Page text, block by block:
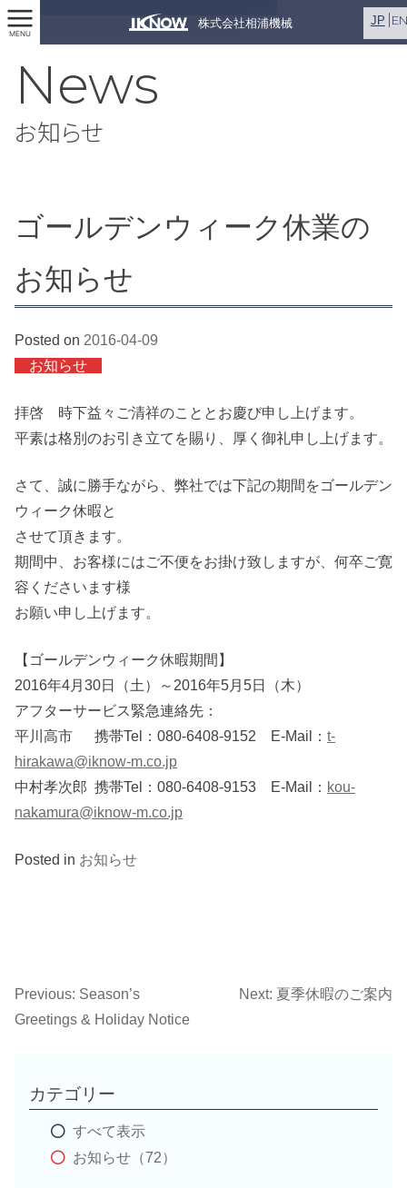
株式会社相浦機械
MENU
JP
News
お知らせ
ゴールデンウィーク休業の
お知らせ
Posted on 2016-04-09
お知らせ
拝啓 時下益々ご清祥のこととお慶び申し上げます。
平素は格別のお引き立てを賜り、厚く御礼申し上げます。
さて、誠に勝手ながら、弊社では下記の期間をゴールデン
ウィーク休暇と
させて頂きます。
期間中、お客様にはご不便をお掛け致しますが、何卒ご寛
容くださいます様
お願い申し上げます。
【ゴールデンウィーク休暇期間】
2016年4月30日（土）～2016年5月5日（木）
アフターサービス緊急連絡先：
平川高市 携帯Tel：080-6408-9152 E-Mail： t-
hirakawa@iknow-m.co.jp
中村孝次郎 携帯Tel：080-6408-9153 E-Mail： kou-
nakamura@iknow-m.co.jp
Posted in お知らせ
投
ナ
Previous: Season’s
Greetings & Holiday Notice
Next: 夏季休暇のご案内
カテゴリー
すべて表示
お知らせ（72）